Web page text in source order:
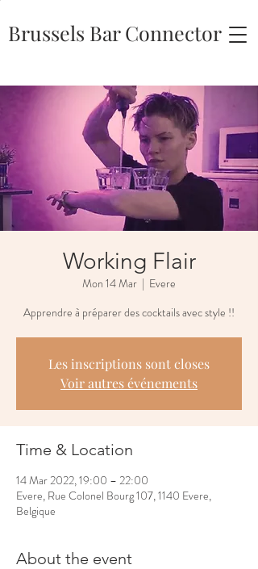
Brussels Bar Connector
Working Flair
Mon 14 Mar
  |
Evere
Apprendre à préparer des cocktails avec style !!
Les inscriptions sont closes
Voir autres événements
Time & Location
14 Mar 2022, 19:00 – 22:00
Evere, Rue Colonel Bourg 107, 1140 Evere,
Belgique
About the event